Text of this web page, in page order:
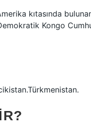
kıtasında
Kongo